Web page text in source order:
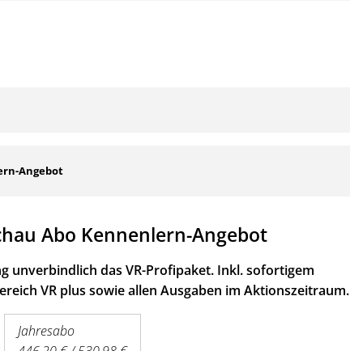
Angebot
Abo Kennenlern-Angebot
unverbindlich das VR-Profipaket. Inkl. sofortigem
VR plus sowieallen Ausgaben im Aktionszeitraum.
Jahresabo